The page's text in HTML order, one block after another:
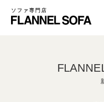
ソファ専門店